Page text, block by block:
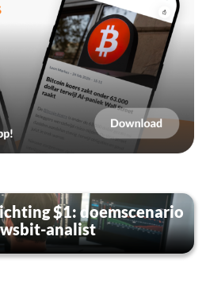
$1: doemscenario
analist